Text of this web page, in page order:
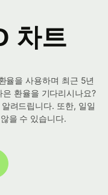
차트
율을 사용하며 최근 5년
환율을 기다리시나요?
려드립니다. 또한, 일일
을 수 있습니다.